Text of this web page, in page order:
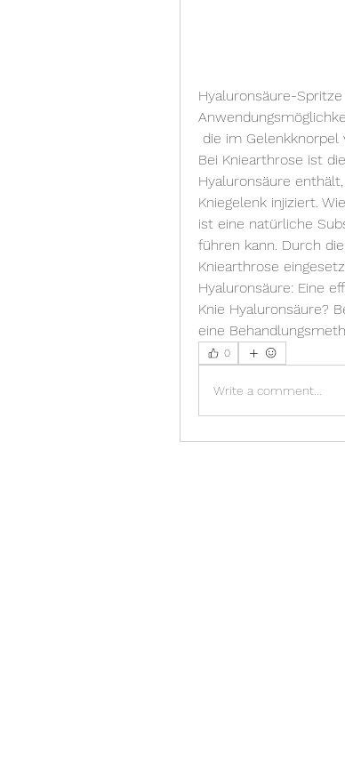
Hyaluronsäure-
Bei Kniearthrose ist
Hyaluronsäure
Kniegelenk injiziert.
ist eine natürliche
führen kann. Durch
Kniearthrose
Hyaluronsäure: Eine
Knie Hyaluronsäure?
eine
0
Write a comment...